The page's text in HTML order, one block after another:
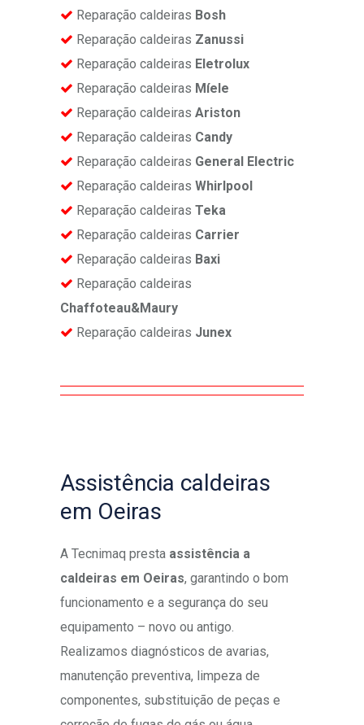
Reparação caldeiras Bosh
Reparação caldeiras Zanussi
Reparação caldeiras Eletrolux
Reparação caldeiras Míele
Reparação caldeiras Ariston
Reparação caldeiras Candy
Reparação caldeiras General Electric
Reparação caldeiras Whirlpool
Reparação caldeiras Teka
Reparação caldeiras Carrier
Reparação caldeiras Baxi
Reparação caldeiras
Chaffoteau&Maury
Reparação caldeiras Junex
Assistência caldeiras
em Oeiras
A Tecnimaq presta assistência a
caldeiras em Oeiras, garantindo o bom
funcionamento e a segurança do seu
equipamento – novo ou antigo.
Realizamos diagnósticos de avarias,
manutenção preventiva, limpeza de
componentes, substituição de peças e